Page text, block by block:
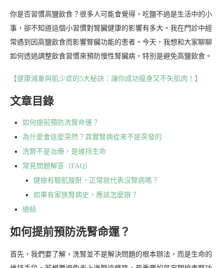
你是否習慣高鹽飲食？很多人可能會覺得，吃鹽不過是生活中的小
事，卻不知道這個小習慣對腎臟健康的影響有多大。我在門診中經
常遇到因高鹽飲食而影響腎臟功能的患者。今天，我想和大家聊聊
如何透過調整飲食習慣來預防慢性腎臟病，特別是避免高鹽飲食。
【健康減重與肌少症的5大秘訣：讓你成功瘦身又不失肌肉！】
文章目錄
如何提前預防洗腎命運？
為什麼會這麼突然？其實腎病從來不是突發的
洗腎不是治療，是維持生命
常見問題解答（FAQ）
健檢有驗肌酸酐，正常就代表沒腎病嗎？
如果有家族腎病史，應該怎麼辦？
總結
如何提前預防洗腎命運？
首先，我們要了解，洗腎並不是解決問題的根本辦法，而是生命的